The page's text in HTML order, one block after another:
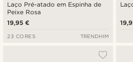
Laço Pré-atado em Espinha de
Peixe Rosa
19,95 €
23 CORES TRENDHIM